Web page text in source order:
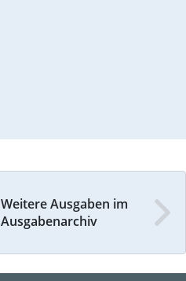
Weitere Ausgaben im
Ausgabenarchiv